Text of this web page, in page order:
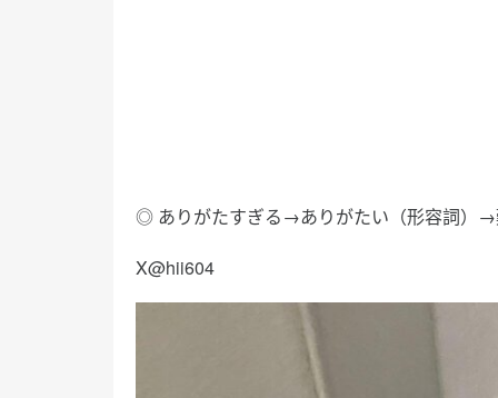
◎ ありがたすぎる→ありがたい（形容詞）→
X@hii604